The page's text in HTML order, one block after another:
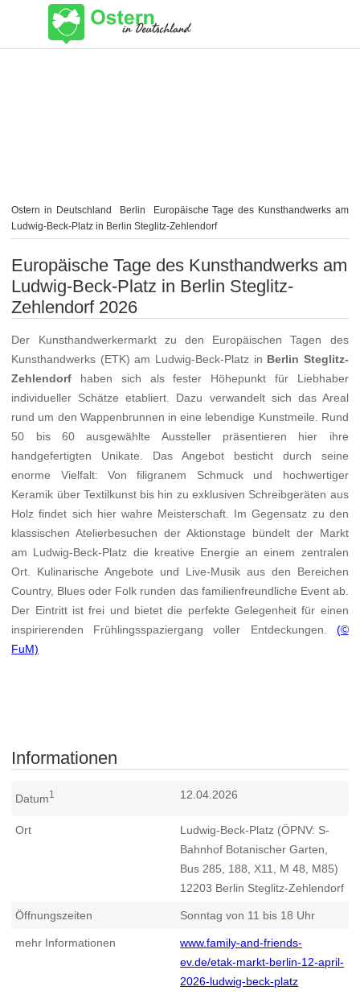
Ostern in Deutschland Berlin
Europäische Tage des Kunsthandwerks am
Ludwig-Beck-Platz in Berlin Steglitz-Zehlendorf
Europäische Tage des Kunsthandwerks am
Ludwig-Beck-Platz in Berlin Steglitz-
Zehlendorf 2026
Der Kunsthandwerkermarkt zu den Europäischen Tagen des
Kunsthandwerks (ETK) am Ludwig-Beck-Platz in Berlin Steglitz-
Zehlendorf haben sich als fester Höhepunkt für Liebhaber
individueller Schätze etabliert. Dazu verwandelt sich das Areal
rund um den Wappenbrunnen in eine lebendige Kunstmeile. Rund
50 bis 60 ausgewählte Aussteller präsentieren hier ihre
handgefertigten Unikate. Das Angebot besticht durch seine
enorme Vielfalt: Von filigranem Schmuck und hochwertiger
Keramik über Textilkunst bis hin zu exklusiven Schreibgeräten aus
Holz findet sich hier wahre Meisterschaft. Im Gegensatz zu den
klassischen Atelierbesuchen der Aktionstage bündelt der Markt
am Ludwig-Beck-Platz die kreative Energie an einem zentralen
Ort. Kulinarische Angebote und Live-Musik aus den Bereichen
Country, Blues oder Folk runden das familienfreundliche Event ab.
Der Eintritt ist frei und bietet die perfekte Gelegenheit für einen
inspirierenden Frühlingsspaziergang voller Entdeckungen. (©
FuM)
Informationen
Datum1 12.04.2026
Ort
Ludwig-Beck-Platz (ÖPNV: S-
Bahnhof Botanischer Garten,
Bus 285, 188, X11, M 48, M85)
12203 Berlin Steglitz-Zehlendorf
Öffnungszeiten Sonntag von 11 bis 18 Uhr
mehr Informationen
www.family-and-friends-
ev.de/etak-markt-berlin-12-april-
2026-ludwig-beck-platz